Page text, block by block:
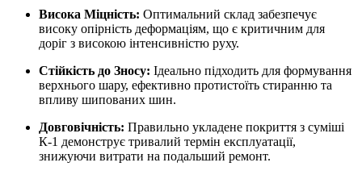
Висока Міцність: Оптимальний склад забезпечує
високу опірність деформаціям, що є критичним для
доріг з високою інтенсивністю руху.
Стійкість до Зносу: Ідеально підходить для формування
верхнього шару, ефективно протистоїть стиранню та
впливу шипованих шин.
Довговічність: Правильно укладене покриття з суміші
К-1 демонструє тривалий термін експлуатації,
знижуючи витрати на подальший ремонт.